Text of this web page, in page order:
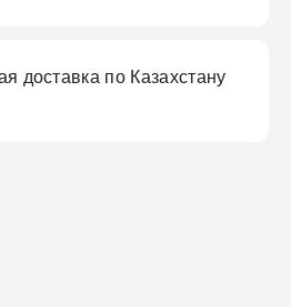
доставка по Казахстану